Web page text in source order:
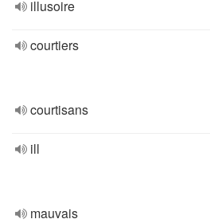
illusoire
courtiers
courtisans
ill
mauvais